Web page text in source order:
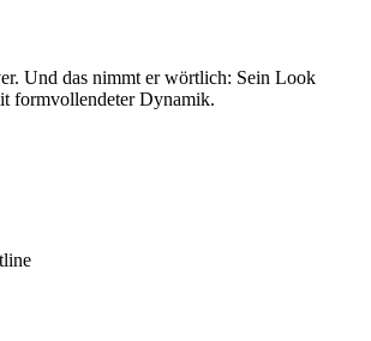
Und das nimmt er wörtlich: Sein Look
formvollendeter Dynamik.